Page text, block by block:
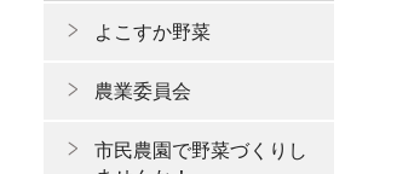
よこすか野菜
農業委員会
市民農園で野菜づくりし